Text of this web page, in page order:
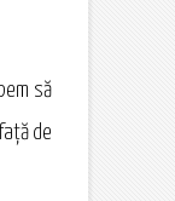
să
de